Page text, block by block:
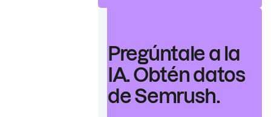
Pregúntale a la
IA. Obtén datos
de Semrush.